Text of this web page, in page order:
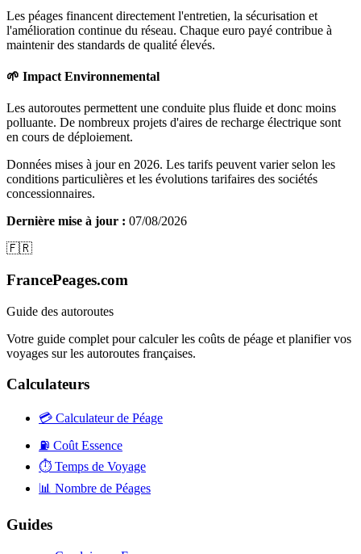
Les péages financent directement l'entretien, la sécurisation et
l'amélioration continue du réseau. Chaque euro payé contribue à
maintenir des standards de qualité élevés.
🌱 Impact Environnemental
Les autoroutes permettent une conduite plus fluide et donc moins
polluante. De nombreux projets d'aires de recharge électrique sont
en cours de déploiement.
Données mises à jour en 2026. Les tarifs peuvent varier selon les
conditions particulières et les évolutions tarifaires des sociétés
concessionnaires.
Dernière mise à jour : 07/08/2026
🇫🇷
FrancePeages.com
Guide des autoroutes
Votre guide complet pour calculer les coûts de péage et planifier vos
voyages sur les autoroutes françaises.
Calculateurs
💳 Calculateur de Péage
⛽ Coût Essence
⏱️ Temps de Voyage
📊 Nombre de Péages
Guides